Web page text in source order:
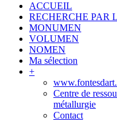
ACCUEIL
RECHERCHE PAR
MONUMEN
VOLUMEN
NOMEN
Ma sélection
+
Centre de
métallurgie
Contact